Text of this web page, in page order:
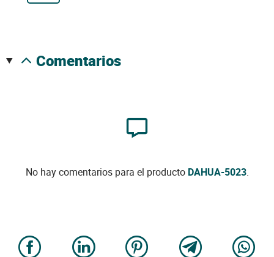
comentarios
No hay comentarios para el producto DAHUA-5023.